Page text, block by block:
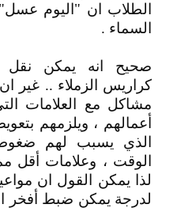
الطلاب ان "اليوم
السماء .
صحيح انه يمكن نقل
كراريس الزملاء .. غير
مشاكل مع العلامات
أعمالهم ، ويلزمهم
الذي يسبب لهم
الوقت ، وعلامات أقل
لذا يمكن القول ان
لدرجة يمكن ضبط أفخر